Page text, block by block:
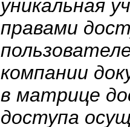
уникальная
правами
компании
в матрице
доступа